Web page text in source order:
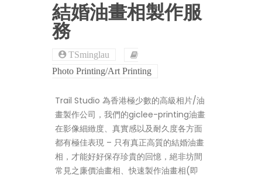
結婚油畫相製作服
務
TSminglau
Photo Printing/Art Printing
Trail Studio 為香港極少數的高級相片/油
畫製作公司，我們的giclee-printing油畫
在影像細緻度、真實感以及耐久度各方面
都有極佳表現 – 只有真正高質的結婚油畫
相，才能好好保存珍貴的回憶，絕非坊間
常見之廉價油畫相、快速製作油畫相(即